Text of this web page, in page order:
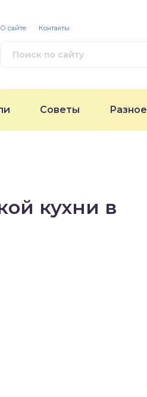
Советы Разное
О сайте Контакты
кухни в